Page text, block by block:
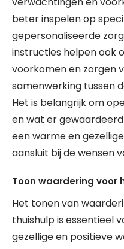
beter inspelen op
gepersonaliseerde
instructies helpen ook
voorkomen en zorgen
samenwerking tussen
Het is belangrijk om
en wat er
een warme en
aansluit bij de wensen
Toon waardering voor
Het tonen van
thuishulp is essentieel
gezellige en positieve